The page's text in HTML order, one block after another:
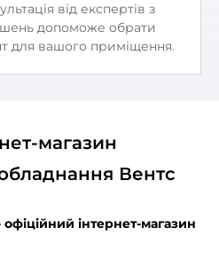
від експертів з
допоможе обрати
для вашого приміщення.
магазин
Вентс
офіційний інтернет-магазин